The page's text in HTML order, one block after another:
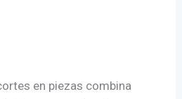
en piezas combina